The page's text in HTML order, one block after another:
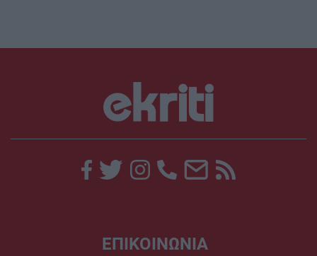
ΕΠΙΚΟΙΝΩΝΙΑ